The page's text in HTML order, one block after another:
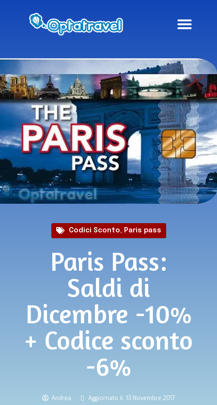
Codici Sconto, Paris pass
Paris Pass:
Saldi di
Dicembre -10%
+ Codice sconto
-6%
Andrea Aggiornato il: 13 Novembre 2017